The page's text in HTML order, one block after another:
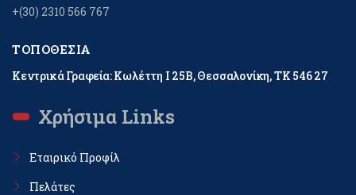
+(30) 2310 566 767
ΤΟΠΟΘΕΣΊΑ
Κεντρικά Γραφεία: Κωλέττη Ι 25Β, Θεσσαλονίκη, ΤΚ 546 27
Χρήσιμα Links
Εταιρικό Προφίλ
Πελάτες